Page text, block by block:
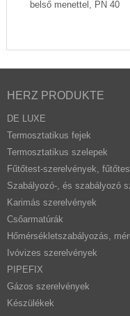
belső menettel, PN 40
HERZ PRODUKTE
DE LUXE
Termosztatikus fejek
Termosztatikus szelepek
Fűtőtest-szerelvények,
Szabályozó-, és szabályozó
Karimás szerelvények
Csőarmatúrák
Hőmérsékletszabályozás,
Ivóvizes szerelvények
PIPEFIX
Gázos szerelvények
Készülékek